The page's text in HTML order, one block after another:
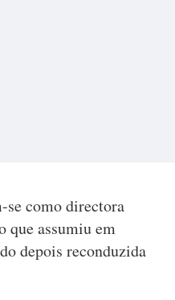
se como directora
que assumiu em
depois reconduzida